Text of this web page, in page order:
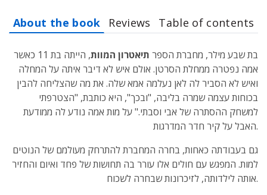
About the book Reviews Table of contents
בת שבע מילר, מחברת הספר תיאטרון המוות
, הייתה בת 11 כאשר
אמה נפטרה ממחלת הסרטן. אולם איש לא דיבר איתה על המחלה
ואיש לא הסביר לה לאן נעלמה אמא שלה. את מה שהצליחה להבין
בכוחות עצמה שמרה בליבה, "ובכך", היא כותבת, "הצטרפתי
למשחק ההסתרה של אבי וסבתי." על מות אמה נודע לה ממודעת
האבל על קיר חדר המדרגות.
גם בעבודתה כאחות, בחרה המחברת להתרחק מעולמם של הנוטים
למות. המפגש עם חולים אלו עורר בה תחושות של פחד ואיום והחזיר
אותה לילדותה, לזיכרונות שבחרה לשכוח.